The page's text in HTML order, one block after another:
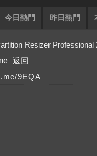
今日熱門 昨日熱門
Resizer Professional